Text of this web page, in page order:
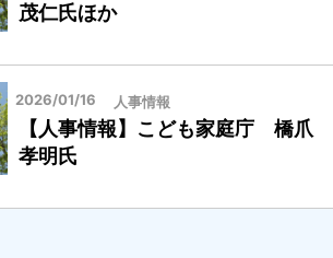
茂仁氏ほか
2026/01/16 人事情報
【人事情報】こども家庭庁 橋爪
孝明氏